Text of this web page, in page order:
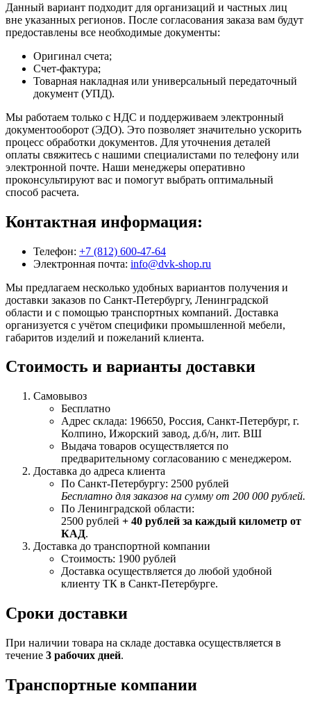
Данный вариант подходит для организаций и частных лиц
вне указанных регионов. После согласования заказа вам будут
предоставлены все необходимые документы:
Оригинал счета;
Счет-фактура;
Товарная накладная или универсальный передаточный
документ (УПД).
Мы работаем только с НДС и поддерживаем электронный
документооборот (ЭДО). Это позволяет значительно ускорить
процесс обработки документов. Для уточнения деталей
оплаты свяжитесь с нашими специалистами по телефону или
электронной почте. Наши менеджеры оперативно
проконсультируют вас и помогут выбрать оптимальный
способ расчета.
Контактная информация:
Телефон: +7 (812) 600-47-64
Электронная почта: info@dvk-shop.ru
Мы предлагаем несколько удобных вариантов получения и
доставки заказов по Санкт-Петербургу, Ленинградской
области и с помощью транспортных компаний. Доставка
организуется с учётом специфики промышленной мебели,
габаритов изделий и пожеланий клиента.
Стоимость и варианты доставки
Самовывоз
Бесплатно
Адрес склада: 196650, Россия, Санкт-Петербург, г.
Колпино, Ижорский завод, д.б/н, лит. ВШ
Выдача товаров осуществляется по
предварительному согласованию с менеджером.
Доставка до адреса клиента
По Санкт-Петербургу: 2500 рублей
Бесплатно для заказов на сумму от 200 000 рублей.
По Ленинградской области:
2500 рублей + 40 рублей за каждый километр от
КАД.
Доставка до транспортной компании
Стоимость: 1900 рублей
Доставка осуществляется до любой удобной
клиенту ТК в Санкт-Петербурге.
Сроки доставки
При наличии товара на складе доставка осуществляется в
течение 3 рабочих дней.
Транспортные компании